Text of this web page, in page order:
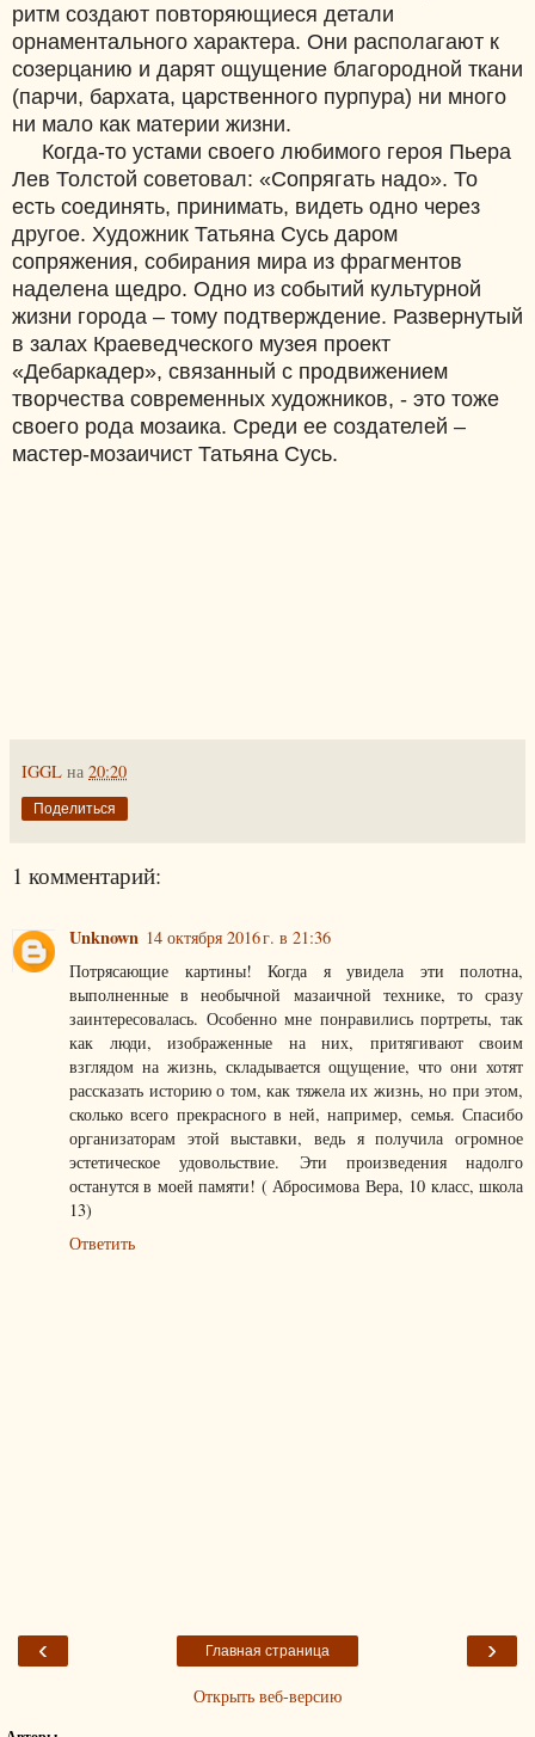
ритм создают повторяющиеся детали
орнаментального характера. Они располагают к
созерцанию и дарят ощущение благородной ткани
(парчи, бархата, царственного пурпура) ни много
ни мало как материи жизни.
Когда-то устами своего любимого героя Пьера
Лев Толстой советовал: «Сопрягать надо». То
есть соединять, принимать, видеть одно через
другое. Художник Татьяна Сусь даром
сопряжения, собирания мира из фрагментов
наделена щедро. Одно из событий культурной
жизни города – тому подтверждение. Развернутый
в залах Краеведческого музея проект
«Дебаркадер», связанный с продвижением
творчества современных художников, - это тоже
своего рода мозаика. Среди ее создателей –
мастер-мозаичист Татьяна Сусь.
IGGL на 20:20
Поделиться
1 комментарий:
Unknown 14 октября 2016 г. в 21:36
Потрясающие картины! Когда я увидела эти полотна,
выполненные в необычной мазаичной технике, то сразу
заинтересовалась. Особенно мне понравились портреты, так
как люди, изображенные на них, притягивают своим
взглядом на жизнь, складывается ощущение, что они хотят
рассказать историю о том, как тяжела их жизнь, но при этом,
сколько всего прекрасного в ней, например, семья. Спасибо
организаторам этой выставки, ведь я получила огромное
эстетическое удовольствие. Эти произведения надолго
останутся в моей памяти! ( Абросимова Вера, 10 класс, школа
13)
Ответить
‹ ›
Главная страница
Открыть веб-версию